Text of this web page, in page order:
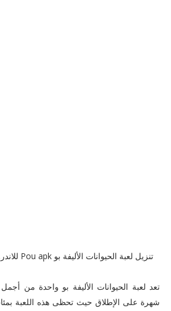
تنزيل لعبة الحيوانات الأليفة بو Pou apk للاندرويد مجانا برابط مباشر
تعد لعبة الحيوانات الأليفة بو واحدة من أجمل
شهرة على الإطلاق حيث تحظى هذه اللعبة